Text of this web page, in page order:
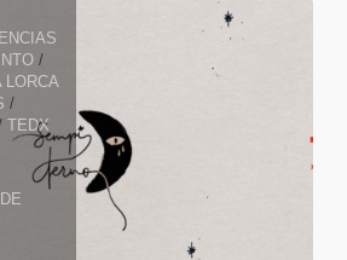
/
LORCA
/
TEDX